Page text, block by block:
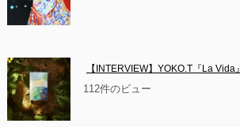
【INTERVIEW】YOKO.T『La Vida』
112件のビュー